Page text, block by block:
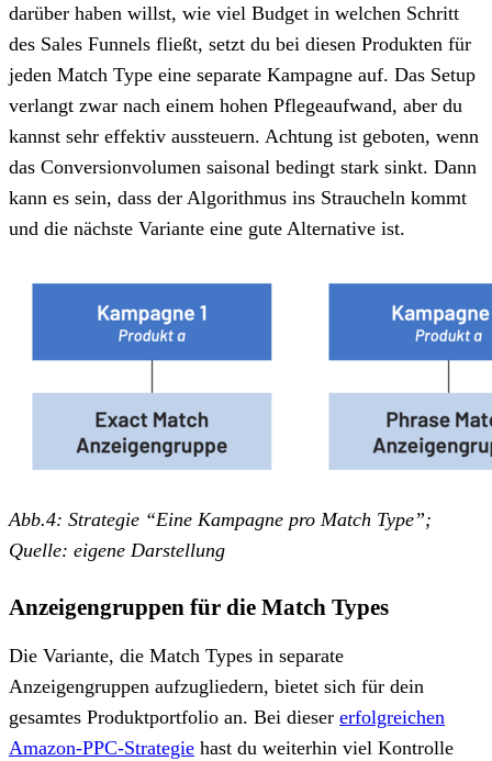
darüber haben willst, wie viel Budget in welchen Schritt
des Sales Funnels fließt, setzt du bei diesen Produkten für
jeden Match Type eine separate Kampagne auf. Das Setup
verlangt zwar nach einem hohen Pflegeaufwand, aber du
kannst sehr effektiv aussteuern. Achtung ist geboten, wenn
das Conversionvolumen saisonal bedingt stark sinkt. Dann
kann es sein, dass der Algorithmus ins Straucheln kommt
und die nächste Variante eine gute Alternative ist.
Abb.4: Strategie “Eine Kampagne pro Match Type”;
Quelle: eigene Darstellung
Anzeigengruppen für die Match Types
Die Variante, die Match Types in separate
Anzeigengruppen aufzugliedern, bietet sich für dein
gesamtes Produktportfolio an. Bei dieser erfolgreichen
Amazon-PPC-Strategie hast du weiterhin viel Kontrolle